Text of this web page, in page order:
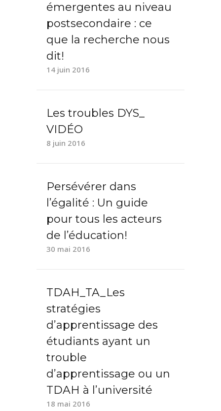
émergentes au niveau
postsecondaire : ce
que la recherche nous
dit!
14 juin 2016
Les troubles DYS_
VIDÉO
8 juin 2016
Persévérer dans
l’égalité : Un guide
pour tous les acteurs
de l’éducation!
30 mai 2016
TDAH_TA_Les
stratégies
d’apprentissage des
étudiants ayant un
trouble
d’apprentissage ou un
TDAH à l’université
18 mai 2016